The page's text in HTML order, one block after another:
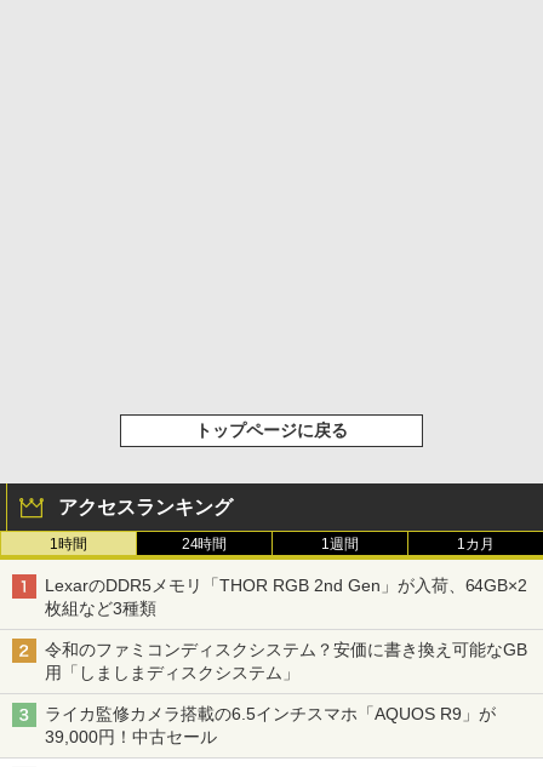
トップページに戻る
アクセスランキング
1時間 24時間 1週間 1カ月
LexarのDDR5メモリ「THOR RGB 2nd Gen」が入荷、64GB×2
枚組など3種類
令和のファミコンディスクシステム？安価に書き換え可能なGB
用「しましまディスクシステム」
ライカ監修カメラ搭載の6.5インチスマホ「AQUOS R9」が
39,000円！中古セール